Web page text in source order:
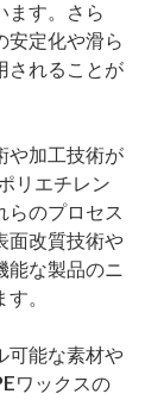
ます。さら
安定化や滑ら
されることが
や加工技術が
リエチレン
らのプロセス
面改質技術や
能な製品のニ
。
可能な素材や
ワックスの